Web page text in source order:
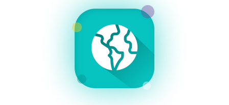
Aktivujte si automatické platby kartou v
Moja 4ka a majte o starosť menej:
nechajte platbu vášho nového paušálu na platobnú
nechajte si dobíjať kredit z platobnej karty automaticky,
kredit sa vá zíde, ak využívate(minúty, sms, dáta mimo